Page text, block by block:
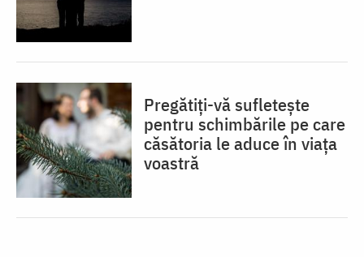
Pregătiți-vă sufletește
pentru schimbările pe care
căsătoria le aduce în viața
voastră